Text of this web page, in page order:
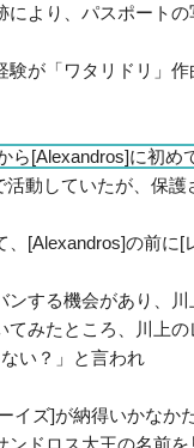
により、パスポート
験が「ワタリドリ」
ら[Alexandros]に初め
動していたが、保
、[Alexandros]の前に[
ンする機会があり、
てみたところ、川上
い？」と言われ
イズ]が納得いかなか
ンドロス大王の名前